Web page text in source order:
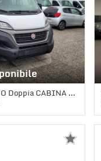
CABINA Ribaltab. Trilater.
Automatico •